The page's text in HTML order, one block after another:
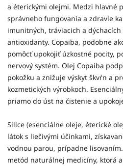
a éterickými olejmi. Medzi hlavné
správneho fungovania a zdravie
imunitných, tráviacich a
antioxidanty. Copaiba, podobne
pomôcť upokojiť úzkostné pocity, p
nervový systém. Olej Copaiba p
pokožku a znižuje výskyt škvŕn a
kozmetických výrobkoch.
priamo do úst na čistenie a
Silice (esenciálne oleje, éterické
látok s liečivými účinkami,
vodnou parou, prípadne
metód naturálnej medicíny, ktorá